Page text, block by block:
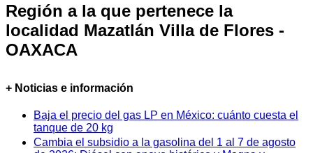
Región a la que pertenece la
localidad Mazatlán Villa de Flores -
OAXACA
+ Noticias e información
Baja el precio del gas LP en México: cuánto cuesta el
tanque de 20 kg
Cambia el subsidio a la gasolina del 1 al 7 de agosto